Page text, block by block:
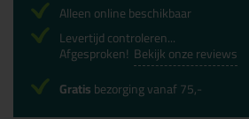
Alleen online beschikbaar
Levertijd controleren...
Afgesproken! Bekijk onze reviews
Gratisbezorging vanaf 75,-